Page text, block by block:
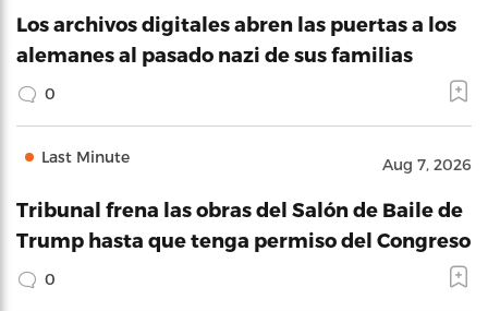
Los archivos digitales abren las puertas a los
alemanes al pasado nazi de sus familias
0
Last Minute Aug 7, 2026
Tribunal frena las obras del Salón de Baile de
Trump hasta que tenga permiso del Congreso
0